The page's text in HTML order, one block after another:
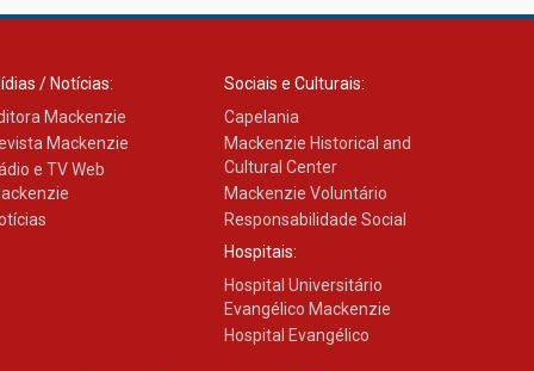
/ Notícias:
Mackenzie
Mackenzie
e TV Web
Sociais e Culturais:
Capelania
Mackenzie Historical and
Cultural Center
Mackenzie Voluntário
Responsabilidade Social
Hospitais:
Hospital Universitário
Evangélico Mackenzie
Hospital Evangélico